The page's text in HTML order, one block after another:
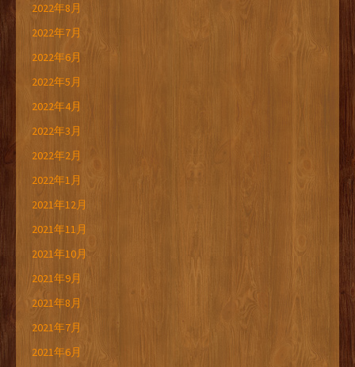
2022年8月
2022年7月
2022年6月
2022年5月
2022年4月
2022年3月
2022年2月
2022年1月
2021年12月
2021年11月
2021年10月
2021年9月
2021年8月
2021年7月
2021年6月